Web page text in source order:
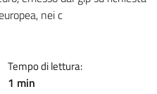
nei c
Tempo di lettura:
1 min